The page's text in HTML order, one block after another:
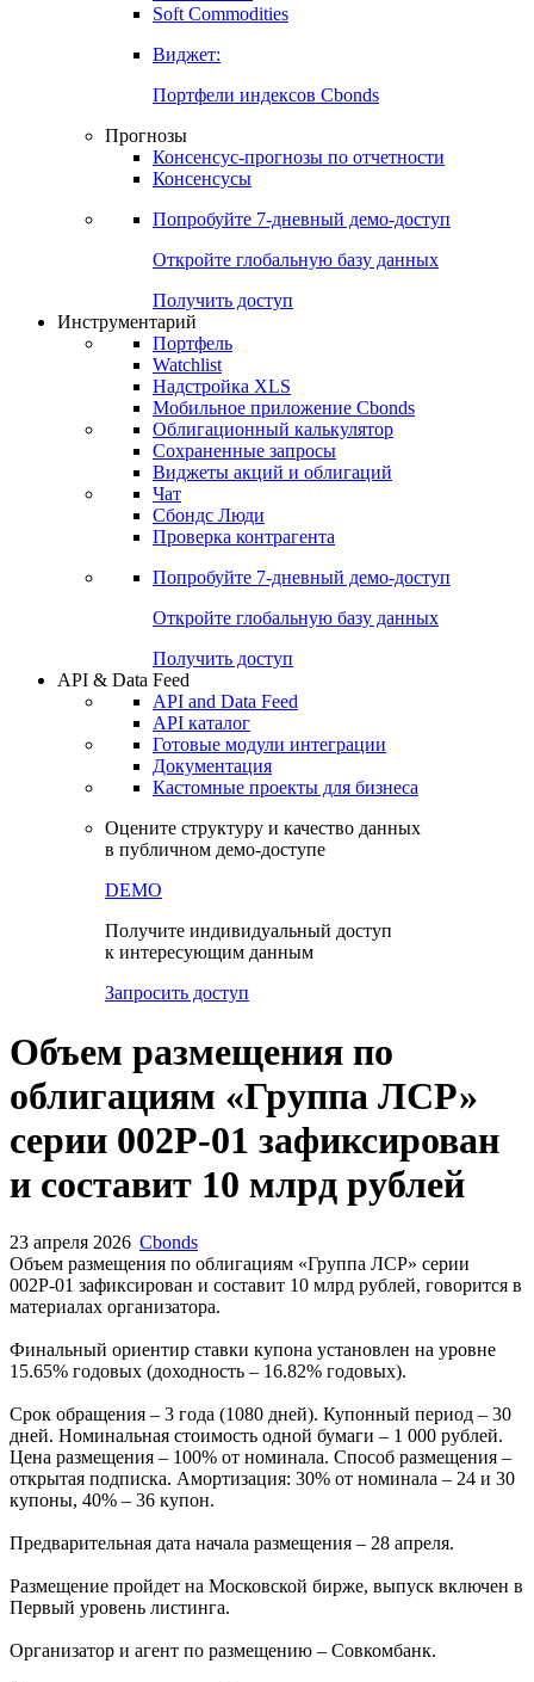
Soft Commodities
Виджет:
Портфели индексов Cbonds
Прогнозы
Консенсус-прогнозы по отчетности
Консенсусы
Попробуйте 7-дневный демо-доступ
Откройте глобальную базу данных
Получить доступ
Инструментарий
Портфель
Watchlist
Надстройка XLS
Мобильное приложение Cbonds
Облигационный калькулятор
Сохраненные запросы
Виджеты акций и облигаций
Чат
Сбондс Люди
Проверка контрагента
Попробуйте 7-дневный демо-доступ
Откройте глобальную базу данных
Получить доступ
API & Data Feed
API and Data Feed
API каталог
Готовые модули интеграции
Документация
Кастомные проекты для бизнеса
Оцените структуру и качество данных
в публичном демо-доступе
DEMO
Получите индивидуальный доступ
к интересующим данным
Запросить доступ
Объем размещения по
облигациям «Группа ЛСР»
серии 002Р-01 зафиксирован
и составит 10 млрд рублей
23 апреля 2026 Cbonds
Объем размещения по облигациям «Группа ЛСР» серии
002Р-01 зафиксирован и составит 10 млрд рублей, говорится в
материалах организатора.
Финальный ориентир ставки купона установлен на уровне
15.65% годовых (доходность – 16.82% годовых).
Срок обращения – 3 года (1080 дней). Купонный период – 30
дней. Номинальная стоимость одной бумаги – 1 000 рублей.
Цена размещения – 100% от номинала. Способ размещения –
открытая подписка. Амортизация: 30% от номинала – 24 и 30
купоны, 40% – 36 купон.
Предварительная дата начала размещения – 28 апреля.
Размещение пройдет на Московской бирже, выпуск включен в
Первый уровень листинга.
Организатор и агент по размещению – Совкомбанк.